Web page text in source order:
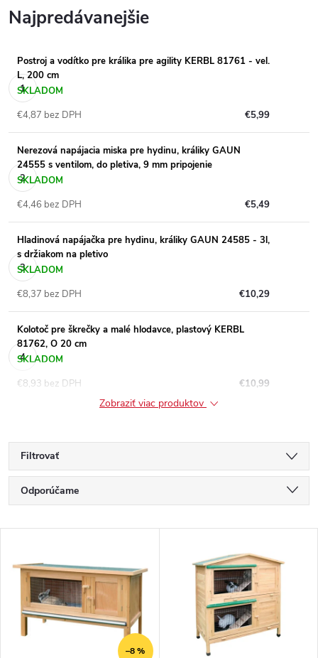
Najpredávanejšie
Postroj a vodítko pre králika pre agility KERBL 81761 - vel.
L, 200 cm
SKLADOM
€5,99
€4,87 bez DPH
Nerezová napájacia miska pre hydinu, králiky GAUN
24555 s ventilom, do pletiva, 9 mm pripojenie
SKLADOM
€5,49
€4,46 bez DPH
Hladinová napájačka pre hydinu, králiky GAUN 24585 - 3l,
s držiakom na pletivo
SKLADOM
€10,29
€8,37 bez DPH
Kolotoč pre škrečky a malé hlodavce, plastový KERBL
81762, O 20 cm
SKLADOM
€10,99
€8,93 bez DPH
Zobraziť viac produktov
Filtrovať
R
a
d
e
n
Odporúčame
Najpredávanejšie
Abecedne
ý
p
–8 %